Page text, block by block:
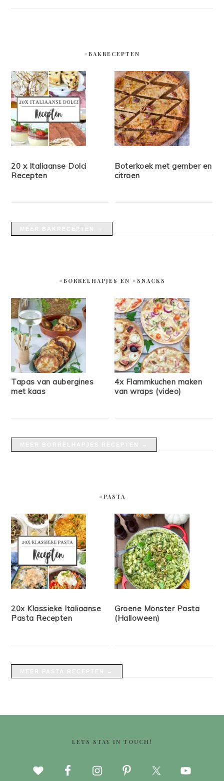
#BAKRECEPTEN
20 x Italiaanse Dolci
Recepten
Boterkoek met gember en
citroen
#BORRELHAPJES EN #SNACKS
Tapas van aubergines
met kaas
4x Flammkuchen maken
van wraps (video)
#PASTA
20x Klassieke Italiaanse
Pasta Recepten
Groene Monster Pasta
(Halloween)
LETS STAY IN TOUCH!